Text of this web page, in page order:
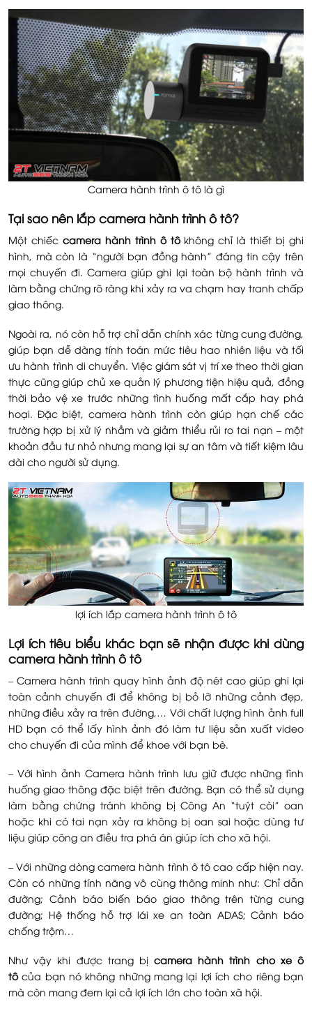
Camera hành trình ô tô là gì
Tại sao nên lắp camera hành trình ô tô?
Một chiếc camera hành trình ô tôkhông chỉ là thiết bị ghi
hình, mà còn là “người bạn đồng hành” đáng tin cậy trên
mọi chuyến đi. Camera giúp ghi lại toàn bộ hành trình và
làm bằng chứng rõ ràng khi xảy ra va chạm hay tranh chấp
giao thông.
Ngoài ra, nó còn hỗ trợ chỉ dẫn chính xác từng cung đường,
giúp bạn dễ dàng tính toán mức tiêu hao nhiên liệu và tối
ưu hành trình di chuyển. Việc giám sát vị trí xe theo thời gian
thực cũng giúp chủ xe quản lý phương tiện hiệu quả, đồng
thời bảo vệ xe trước những tình huống mất cắp hay phá
hoại. Đặc biệt, camera hành trình còn giúp hạn chế các
trường hợp bị xử lý nhầm và giảm thiểu rủi ro tai nạn – một
khoản đầu tư nhỏ nhưng mang lại sự an tâm và tiết kiệm lâu
dài cho người sử dụng.
lợi ích lắp camera hành trình ô tô
Lợi ích tiêu biểu khác bạn sẽ nhận được khi dùng
camera hành trình ô tô
– Camera hành trình quay hình ảnh độ nét cao giúp ghi lại
toàn cảnh chuyến đi để không bị bỏ lỡ những cảnh đẹp,
những điều xảy ra trên đường,… Với chất lượng hình ảnh full
HD bạn có thể lấy hình ảnh đó làm tư liệu sản xuất video
cho chuyến đi của mình để khoe với bạn bè.
– Với hình ảnh Camera hành trình lưu giữ được những tình
huống giao thông đặc biệt trên đường. Bạn có thể sử dụng
làm bằng chứng tránh không bị Công An “tuýt còi” oan
hoặc khi có tai nạn xảy ra không bị oan sai hoặc dùng tư
liệu giúp công an điều tra phá án giúp ích cho xã hội.
– Với những dòng camera hành trình ô tô cao cấp hiện nay.
Còn có những tính năng vô cùng thông minh như: Chỉ dẫn
đường; Cảnh báo biến báo giao thông trên từng cung
đường; Hệ thống hỗ trợ lái xe an toàn ADAS; Cảnh báo
chống trộm…
Như vậy khi được trang bịcamera hành trình cho xe ô
tôcủa bạn nó không những mang lại lợi ích cho riêng bạn
mà còn mang đem lại cả lợi ích lớn cho toàn xã hội.